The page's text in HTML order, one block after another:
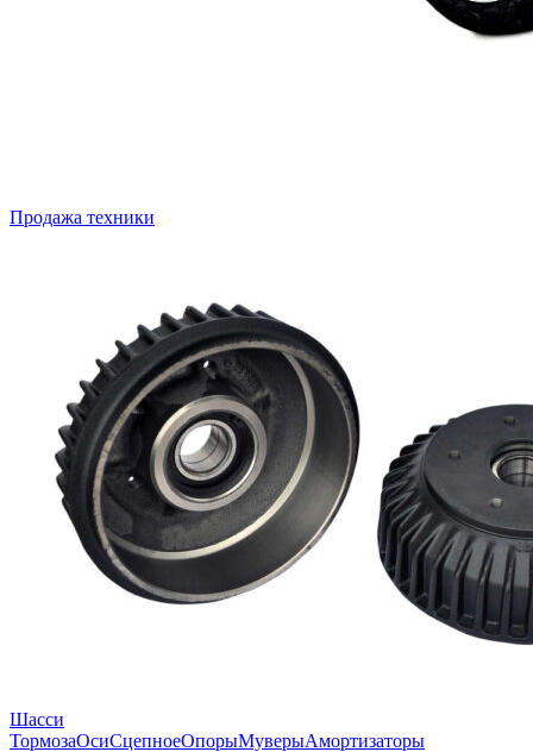
Продажа техники
Шасси
ТормозаОсиСцепноеОпорыМуверыАмортизаторы